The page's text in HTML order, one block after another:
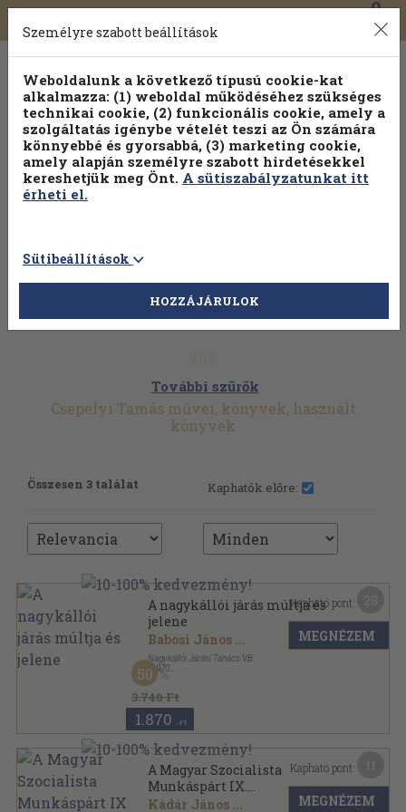
Toggle
navigation
0
Válogasson több mint 1.000.000 kiadványunk közül
100% kedvezménnyel!
További szűrők
Csepelyi Tamás művei, könyvek, használt
könyvek
Összesen 3 találat Kaphatók előre:
A nagykállói járás múltja és
jelene
Babosi János ...
Nagykállói Járási Tanács VB
, 1970
Fűzött keménykötés
3.740 Ft
50
1.870 ,-Ft
Kapható pont:
MEGNÉZEM
A Magyar Szocialista
Munkáspárt IX.
kongresszusának
Kádár János ...
Kapható pont:
MEGNÉZEM
Személyre szabott beállítások
Weboldalunk a következő típusú cookie-kat
alkalmazza: (1) weboldal működéséhez szükséges
technikai cookie, (2) funkcionális cookie, amely a
szolgáltatás igénybe vételét teszi az Ön számára
könnyebbé és gyorsabbá, (3) marketing cookie,
amely alapján személyre szabott hirdetésekkel
kereshetjük meg Önt. A sütiszabályzatunkat itt
érheti el.
Sütibeállítások
HOZZÁJÁRULOK